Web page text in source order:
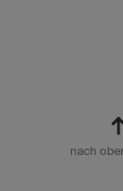
nach